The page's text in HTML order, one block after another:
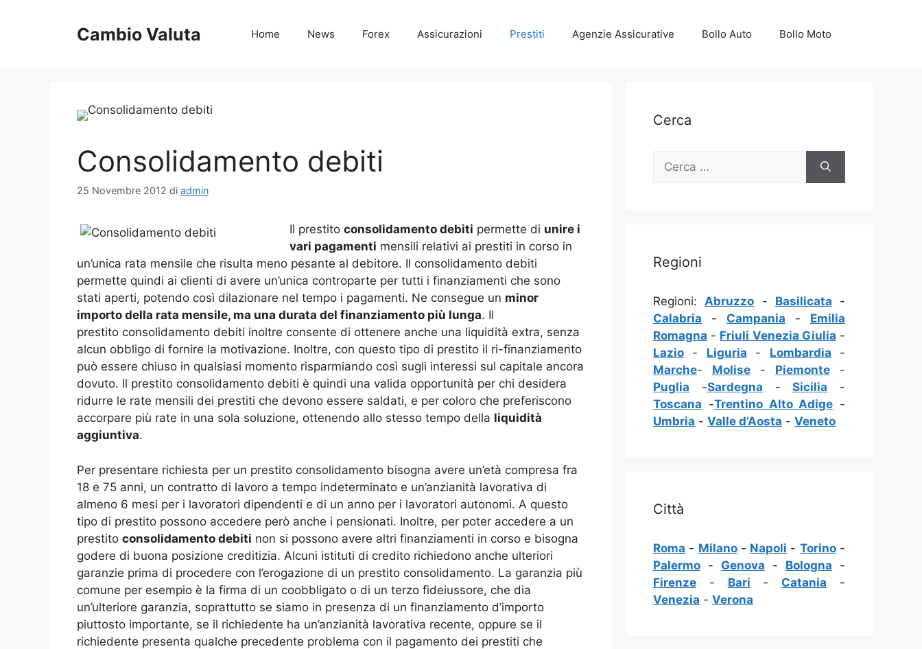
Cambio Valuta Home News Forex Assicurazioni Prestiti Agenzie Assicurative Bollo Auto Bollo Moto
Consolidamento debiti
25 Novembre 2012 di admin
Il prestito consolidamento debiti permette di unire i
vari pagamenti mensili relativi ai prestiti in corso in
un’unica rata mensile che risulta meno pesante al debitore. Il consolidamento debiti
permette quindi ai clienti di avere un’unica controparte per tutti i finanziamenti che sono
stati aperti, potendo così dilazionare nel tempo i pagamenti. Ne consegue un minor
importo della rata mensile, ma una durata del finanziamento più lunga. Il
prestito consolidamento debiti inoltre consente di ottenere anche una liquidità extra, senza
alcun obbligo di fornire la motivazione. Inoltre, con questo tipo di prestito il ri-finanziamento
può essere chiuso in qualsiasi momento risparmiando così sugli interessi sul capitale ancora
dovuto. Il prestito consolidamento debiti è quindi una valida opportunità per chi desidera
ridurre le rate mensili dei prestiti che devono essere saldati, e per coloro che preferiscono
accorpare più rate in una sola soluzione, ottenendo allo stesso tempo della liquidità
aggiuntiva.
Per presentare richiesta per un prestito consolidamento bisogna avere un’età compresa fra
18 e 75 anni, un contratto di lavoro a tempo indeterminato e un’anzianità lavorativa di
almeno 6 mesi per i lavoratori dipendenti e di un anno per i lavoratori autonomi. A questo
tipo di prestito possono accedere però anche i pensionati. Inoltre, per poter accedere a un
prestito consolidamento debiti non si possono avere altri finanziamenti in corso e bisogna
godere di buona posizione creditizia. Alcuni istituti di credito richiedono anche ulteriori
garanzie prima di procedere con l’erogazione di un prestito consolidamento. La garanzia più
comune per esempio è la firma di un coobbligato o di un terzo fideiussore, che dia
un’ulteriore garanzia, soprattutto se siamo in presenza di un finanziamento d’importo
piuttosto importante, se il richiedente ha un’anzianità lavorativa recente, oppure se il
richiedente presenta qualche precedente problema con il pagamento dei prestiti che
Cerca
Ricerca
Regioni
Regioni:Abruzzo - Basilicata -
Calabria - Campania - Emilia
Romagna - Friuli Venezia Giulia -
Lazio - Liguria - Lombardia -
Marche- Molise - Piemonte -
Puglia -Sardegna -Sicilia -
Toscana -Trentino Alto Adige -
Umbria - Valle d’Aosta - Veneto
Città
Roma - Milano- Napoli - Torino-
Palermo - Genova - Bologna -
Firenze - Bari - Catania -
Venezia - Verona